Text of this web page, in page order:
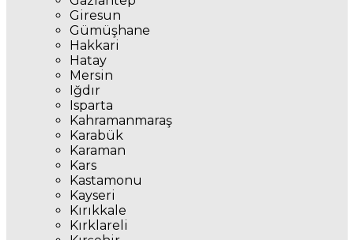
Giresun
Gümüşhane
Hakkari
Hatay
Mersin
Iğdır
Isparta
Kahramanmaraş
Karabük
Karaman
Kars
Kastamonu
Kayseri
Kırıkkale
Kırklareli